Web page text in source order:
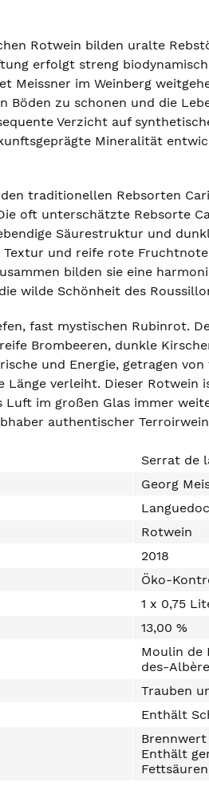
Rotwein bilden uralte
erfolgt streng
Meissner im Weinberg
Böden zu schonen und die
Verzicht auf
Mineralität
traditionellen Rebsorten
oft unterschätzte Rebsorte
Säurestruktur und
Textur und reife rote
bilden sie eine
wilde Schönheit des
fast mystischen Rubinrot.
Brombeeren, dunkle
und Energie, getragen
Länge verleiht. Dieser
im großen Glas immer
authentischer
Serrat de
Georg
Languedoc
Rotwein
2018
Öko-
1 x 0,75
13,00 %
Moulin de
des-
Trauben
Enthält
Brennwert
Enthält